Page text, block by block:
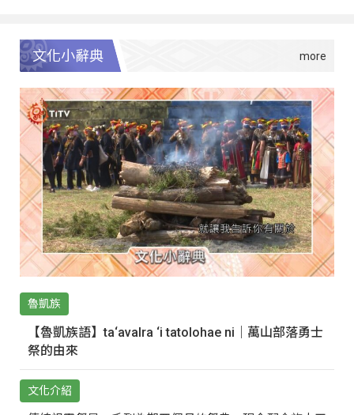
文化小辭典
魯凱族
【魯凱族語】ta‘avalra ‘i tatolohae ni｜萬山部落勇士
祭的由來
文化介紹